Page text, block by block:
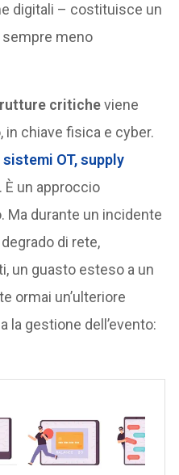
digitali – costituisce un
meno
criticheviene
chiave fisica e cyber.
OT, supply
È un approccio
Ma durante un incidente
di rete,
un guasto esteso a un
ormai un’ulteriore
la gestione dell’evento: